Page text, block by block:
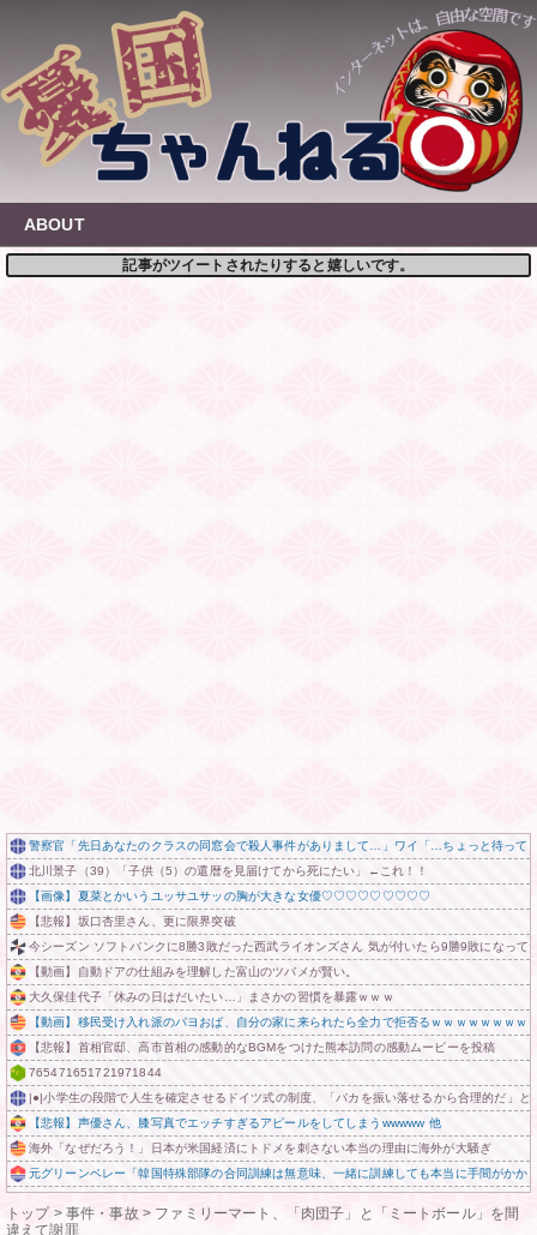
content
ABOUT
記事がツイートされたりすると嬉しいです。
警察官「先日あなたのクラスの同窓会で殺人事件がありまして…」ワイ「…ちょっと待っ
北川景子（39）「子供（5）の還暦を見届けてから死にたい」←これ！！
【画像】夏菜とかいうユッサユサッの胸が大きな女優♡♡♡♡♡♡♡♡♡
【悲報】坂口杏里さん、更に限界突破
今シーズン ソフトバンクに8勝3敗だった西武ライオンズさん 気が付いたら9勝9敗になって
【動画】自動ドアの仕組みを理解した富山のツバメが賢い。
大久保佳代子「休みの日はだいたい…」まさかの習慣を暴露ｗｗｗ
【動画】移民受け入れ派のパヨおば、自分の家に来られたら全力で拒否るｗｗｗｗｗｗｗｗ
【悲報】首相官邸、高市首相の感動的なBGMをつけた熊本訪問の感動ムービーを投稿
765471651721971844
|●|小学生の段階で人生を確定させるドイツ式の制度、「バカを振い落せるから合理的だ」
【悲報】声優さん、膝写真でエッチすぎるアピールをしてしまうwwwww 他
海外「なぜだろう！」日本が米国経済にトドメを刺さない本当の理由に海外が大騒ぎ
元グリーンベレー「韓国特殊部隊の合同訓練は無意味、一緒に訓練しても本当に手間がかか
トップ> 事件・事故> ファミリーマート、「肉団子」と「ミートボール」を間
違えて謝罪